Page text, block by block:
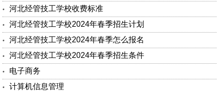
河北经管技工学校收费标准
河北经管技工学校2024年春季招生计划
河北经管技工学校2024年春季怎么报名
河北经管技工学校2024年春季招生条件
电子商务
计算机信息管理